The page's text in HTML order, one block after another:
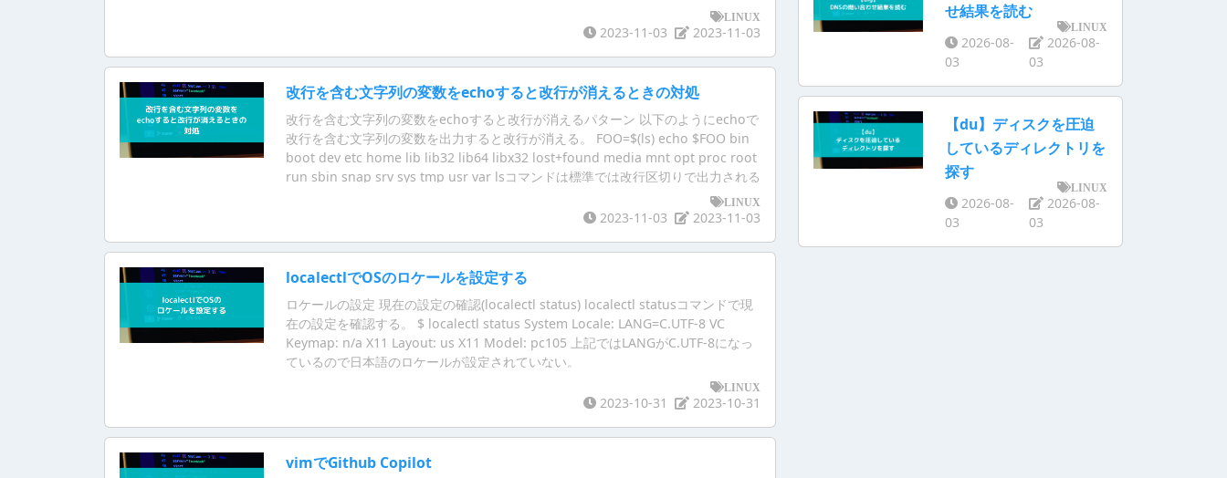
LINUX
2023-11-03 2023-11-03
改行を含む文字列の変数をechoすると改行が消えるときの対処
改行を含む文字列の変数をechoすると改行が消えるパターン 以下のようにechoで
改行を含む文字列の変数を出力すると改行が消える。 FOO=$(ls) echo $FOO bin
boot dev etc home lib lib32 lib64 libx32 lost+found media mnt opt proc root
run sbin snap srv sys tmp usr var lsコマンドは標準では改行区切りで出力される
ので、FOOには改行を含む文字列が入っている。 しかし、変数FOOに格納したう
LINUX
2023-11-03 2023-11-03
localectlでOSのロケールを設定する
ロケールの設定 現在の設定の確認(localectl status) localectl statusコマンドで現
在の設定を確認する。 $ localectl status System Locale: LANG=C.UTF-8 VC
Keymap: n/a X11 Layout: us X11 Model: pc105 上記ではLANGがC.UTF-8になっ
ているので日本語のロケールが設定されていない。
LINUX
2023-10-31 2023-10-31
vimでGithub Copilot
せ結果を読む
LINUX
2026-08-
03
2026-08-
03
【du】ディスクを圧迫
しているディレクトリを
探す
LINUX
2026-08-
03
2026-08-
03